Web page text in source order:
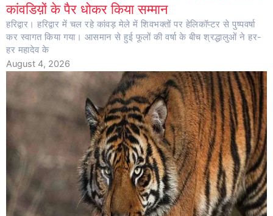
कांवडिय़ों के पैर धोकर किया सम्मान
हरिद्वार। हरिद्वार में चल रहे कांवड़ मेले में शिवभक्तों पर हेलिकॉप्टर से पुष्पवर्षा
कर स्वागत किया गया। आसमान से हुई फूलों की वर्षा के बीच श्रद्धालुओं ने हर-
हर महादेव के
August 4, 2026